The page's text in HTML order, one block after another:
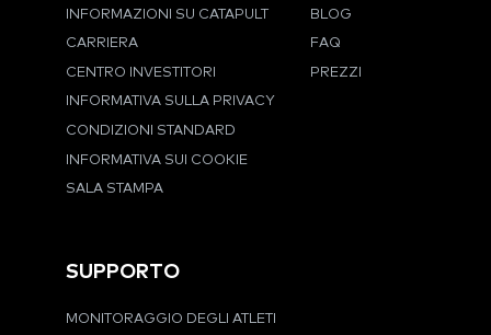
INFORMAZIONI SU CATAPULT
CARRIERA
CENTRO INVESTITORI
INFORMATIVA SULLA PRIVACY
CONDIZIONI STANDARD
INFORMATIVA SUI COOKIE
SALA STAMPA
BLOG
FAQ
PREZZI
SUPPORTO
MONITORAGGIO DEGLI ATLETI